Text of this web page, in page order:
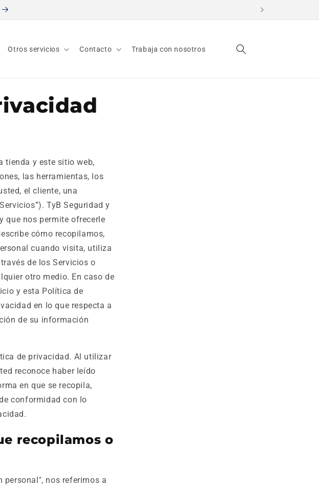
Otros servicios Contacto Trabaja con nosotros
tienda y este sitio web,
las herramientas, los
el cliente, una
TyB Seguridad y
que nos permite ofrecerle
cómo recopilamos,
cuando visita, utiliza
de los Servicios o
otro medio. En caso de
y esta Política de
en lo que respecta a
de su información
de privacidad. Al utilizar
reconoce haber leído
en que se recopila,
conformidad con lo
recopilamos o
nos referimos a